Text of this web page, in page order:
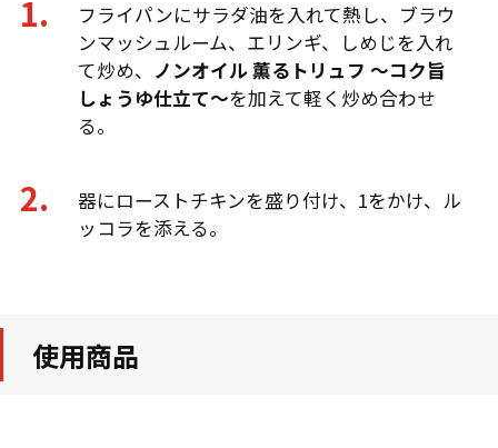
フライパンにサラダ油を入れて熱し、ブラウ
ンマッシュルーム、エリンギ、しめじを入れ
て炒め、 ノンオイル 薫るトリュフ ～コク旨
しょうゆ仕立て～を加えて軽く炒め合わせ
る。
器にローストチキンを盛り付け、1をかけ、ル
ッコラを添える。
使用商品